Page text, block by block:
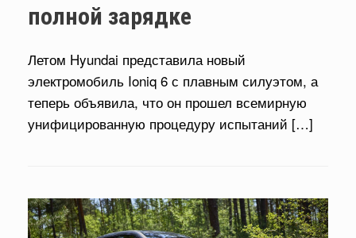
полной зарядке
Летом Hyundai представила новый
электромобиль Ioniq 6 с плавным силуэтом, а
теперь объявила, что он прошел всемирную
унифицированную процедуру испытаний […]